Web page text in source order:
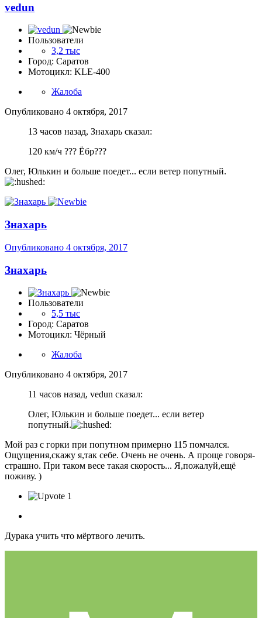
vedun
Пользователи
3,2 тыс
Город: Саратов
Мотоцикл: KLE-400
Жалоба
Опубликовано 4 октября, 2017
13 часов назад, Знахарь сказал:
120 км/ч ??? Ёбр???
Олег, Юлькин и больше поедет... если ветер попутный.
Знахарь
Опубликовано 4 октября, 2017
Знахарь
Пользователи
5,5 тыс
Город: Саратов
Мотоцикл: Чёрный
Жалоба
Опубликовано 4 октября, 2017
11 часов назад, vedun сказал:
Олег, Юлькин и больше поедет... если ветер
попутный.
Мой раз с горки при попутном примерно 115 помчался.
Ощущения,скажу я,так себе. Очень не очень. А проще говоря-
страшно. При таком весе такая скорость... Я,пожалуй,ещё
поживу. )
1
Дурака учить что мёртвого лечить.